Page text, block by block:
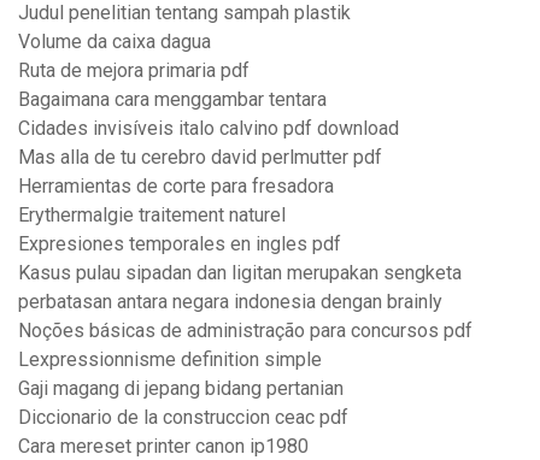
Judul penelitian tentang sampah plastik
Volume da caixa dagua
Ruta de mejora primaria pdf
Bagaimana cara menggambar tentara
Cidades invisíveis italo calvino pdf download
Mas alla de tu cerebro david perlmutter pdf
Herramientas de corte para fresadora
Erythermalgie traitement naturel
Expresiones temporales en ingles pdf
Kasus pulau sipadan dan ligitan merupakan sengketa
perbatasan antara negara indonesia dengan brainly
Noções básicas de administração para concursos pdf
Lexpressionnisme definition simple
Gaji magang di jepang bidang pertanian
Diccionario de la construccion ceac pdf
Cara mereset printer canon ip1980